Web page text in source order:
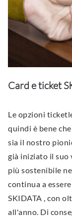
Card e ticket
Le opzioni
quindi è bene
sia il nostro
già iniziato il suo
più sostenibile
continua a
SKIDATA , con
all'anno. Di